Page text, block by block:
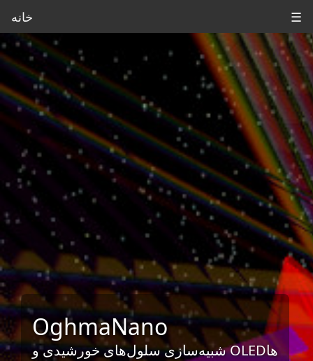
خانه ☰
OghmaNano
شبیه‌سازی سلول‌های خورشیدی و OLEDها